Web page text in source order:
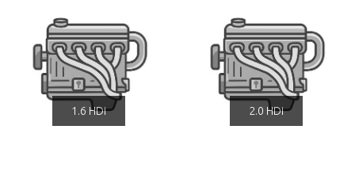
1.6 HDi 2.0 HDi